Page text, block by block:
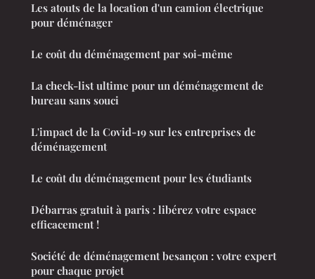
Les atouts de la location d'un camion électrique
pour déménager
Le coût du déménagement par soi-même
La check-list ultime pour un déménagement de
bureau sans souci
L'impact de la Covid-19 sur les entreprises de
déménagement
Le coût du déménagement pour les étudiants
Débarras gratuit à paris : libérez votre espace
efficacement !
Société de déménagement besançon : votre expert
pour chaque projet